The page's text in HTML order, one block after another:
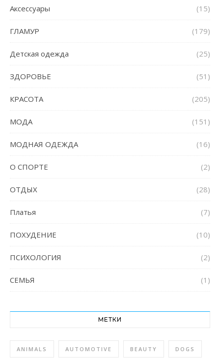
Аксессуары (15)
ГЛАМУР (179)
Детская одежда (25)
ЗДОРОВЬЕ (51)
КРАСОТА (205)
МОДА (151)
МОДНАЯ ОДЕЖДА (16)
О СПОРТЕ (2)
ОТДЫХ (28)
Платья (7)
ПОХУДЕНИЕ (10)
ПСИХОЛОГИЯ (2)
СЕМЬЯ (1)
МЕТКИ
ANIMALS AUTOMOTIVE BEAUTY DOGS